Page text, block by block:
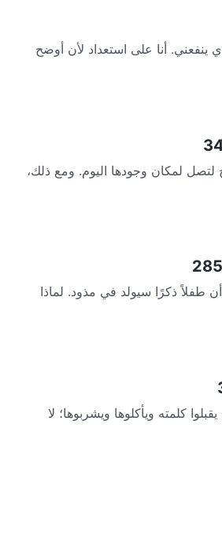
ينفعني. أنا على استعداد لأن أوضح
لتصل ‏لمكان وجودها اليوم. ‏ومع ذلك،
طفلاً ذكرًا سيولد في مذود. لماذا
كلمته ويأكلوها ويشربوها؛ لا